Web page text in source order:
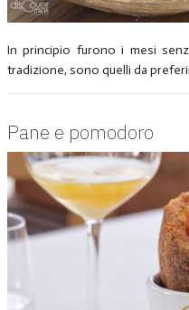
In principio furono i mesi
tradizione, sono quelli da
Pane e pomodoro